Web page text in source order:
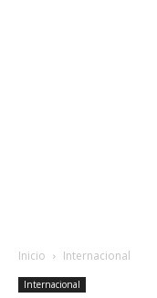
Inicio Internacional
Internacional